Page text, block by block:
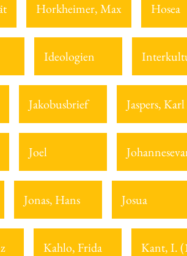
Horkheimer, Max Hosea
Ideologien
Jakobusbrief Jaspers, Karl
Joel
Jonas, Hans Josua
Kahlo, Frida Kant, I.